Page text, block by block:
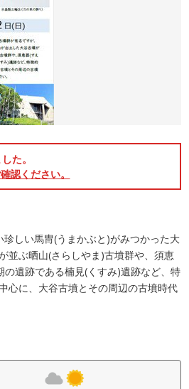
た。
認ください。
しい馬冑(うまかぶと)がみつかった大
並ぶ晒山(さらしやま)古墳群や、須恵
遺跡である楠見(くすみ)遺跡など、特
心に、大谷古墳とその周辺の古墳時代